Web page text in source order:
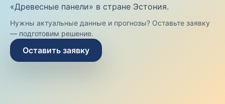
«Древесные панели» в стране Эстония.
Нужны актуальные данные и прогнозы? Оставьте заявку
— подготовим решение.
Оставить заявку